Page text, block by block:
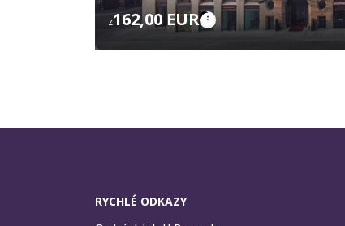
z162,00 EUR
RYCHLÉ ODKAZY